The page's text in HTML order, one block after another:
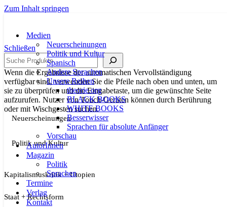
Zum Inhalt springen
Medien
Neuerscheinungen
Politik und Kultur
Spanisch
Andere Sprachen
Unsere Reihen
theorie.org
BLACK BOOKS
WHITE BOOKS
Besserwisser
Sprachen für absolute Anfänger
Vorschau
AutorInnen
Magazin
Politik
Sprachen
Termine
Verlag
Kontakt
Schließen
Suche
Wenn die Ergebnisse der automatischen Vervollständigung
verfügbar sind, verwenden Sie die Pfeile nach oben und unten, um
sie zu überprüfen und die Eingabetaste, um die gewünschte Seite
aufzurufen. Nutzer von Touch-Geräten können durch Berührung
oder mit Wischgesten suchen.
Neuerscheinungen
Politik und Kultur
Kapitalismuskritik + Utopien
Staat + Rechtsform